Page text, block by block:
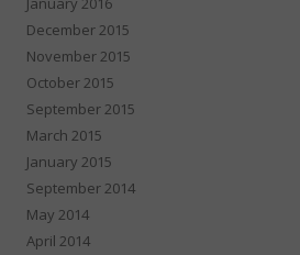
December 2015
November 2015
October 2015
September 2015
March 2015
January 2015
September 2014
May 2014
April 2014